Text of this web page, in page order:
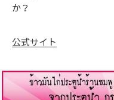
か？
公式サイト